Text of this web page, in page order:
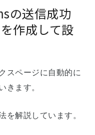
の送信成功
作成して設
スページに自動的に
きます。
を解説しています。